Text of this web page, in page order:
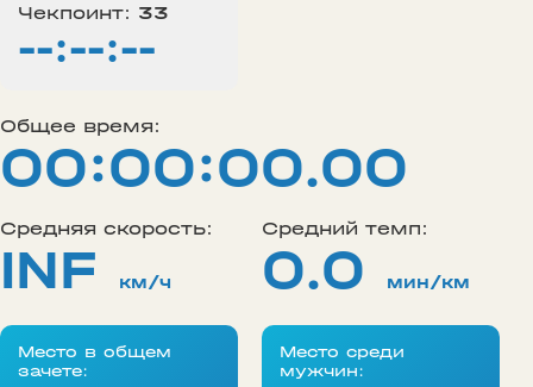
Чекпоинт: 33
--:--:--
Общее время:
00:00:00.00
Средняя скорость:
INF км/ч
Средний темп:
0.0 мин/км
Место в общем
зачете:
Место среди
мужчин: